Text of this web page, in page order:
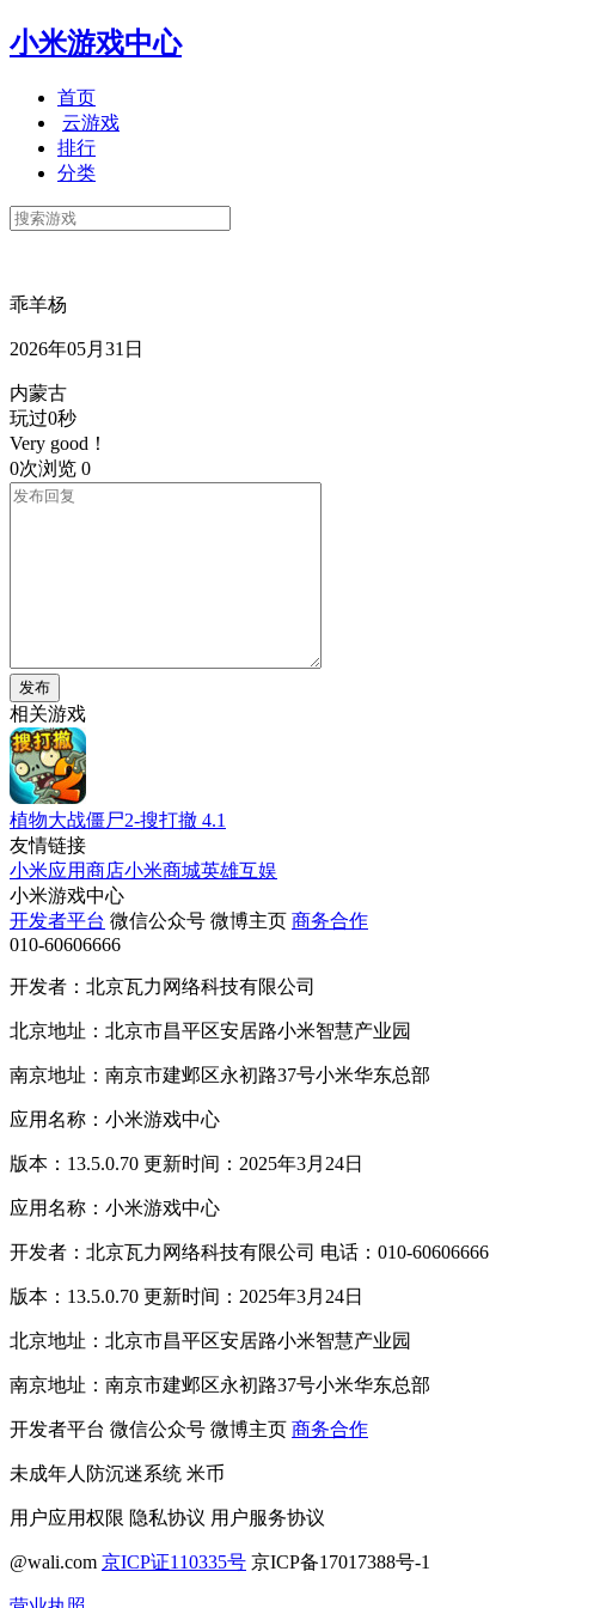
小米游戏中心
首页
云游戏
排行
分类
乖羊杨
2026年05月31日
内蒙古
玩过0秒
Very good！
0次浏览 0
发布
相关游戏
植物大战僵尸2-搜打撤 4.1
友情链接
小米应用商店小米商城英雄互娱
小米游戏中心
开发者平台 微信公众号 微博主页 商务合作
010-60606666
开发者：北京瓦力网络科技有限公司
北京地址：北京市昌平区安居路小米智慧产业园
南京地址：南京市建邺区永初路37号小米华东总部
应用名称：小米游戏中心
版本：13.5.0.70 更新时间：2025年3月24日
应用名称：小米游戏中心
开发者：北京瓦力网络科技有限公司 电话：010-60606666
版本：13.5.0.70 更新时间：2025年3月24日
北京地址：北京市昌平区安居路小米智慧产业园
南京地址：南京市建邺区永初路37号小米华东总部
开发者平台 微信公众号 微博主页 商务合作
未成年人防沉迷系统 米币
用户应用权限 隐私协议 用户服务协议
@wali.com 京ICP证110335号 京ICP备17017388号-1